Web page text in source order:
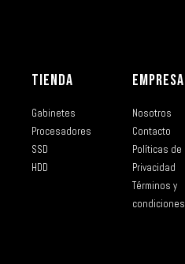
TIENDA
Gabinetes
Procesadores
SSD
HDD
EMPRESA
Nosotros
Contacto
Políticas de
Privacidad
Términos y
condiciones